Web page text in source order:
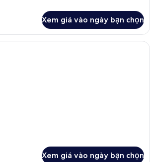
Xem giá vào ngày bạn chọn
Balcony Suite | Bộ đồ giường cao
Xem giá vào ngày bạn chọn